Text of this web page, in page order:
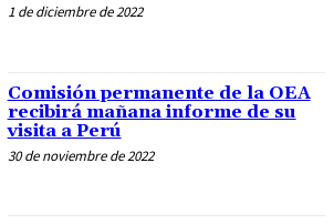
1 de diciembre de 2022
Comisión permanente de la OEA
recibirá mañana informe de su
visita a Perú
30 de noviembre de 2022